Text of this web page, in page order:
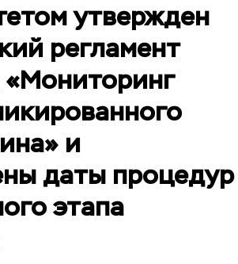
утвержден
регламент
«Мониторинг
и
даты процедур
этапа